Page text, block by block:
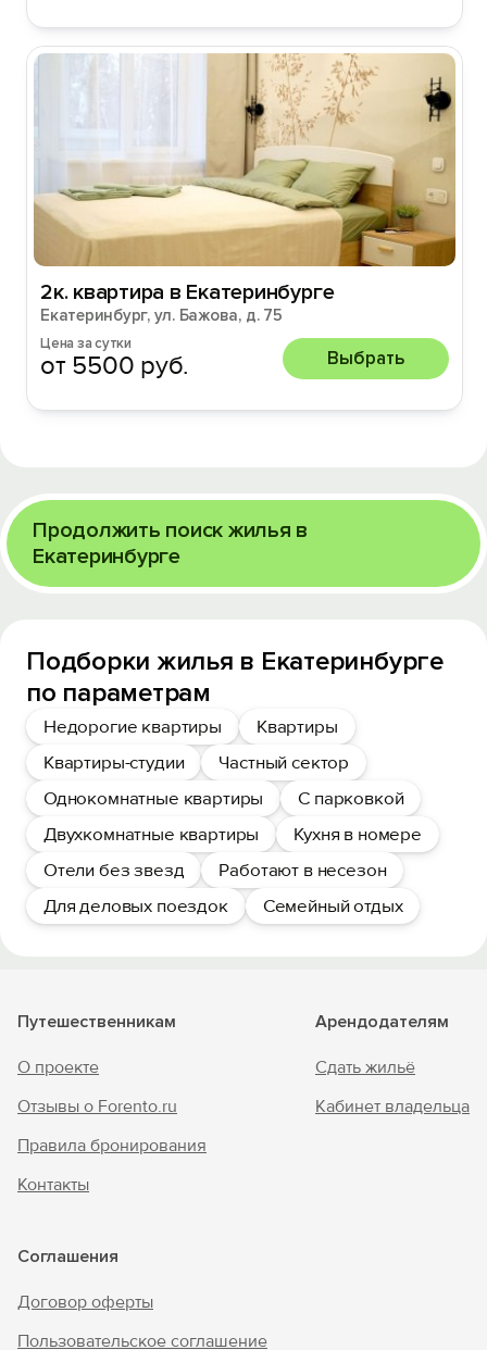
2к. квартира в Екатеринбурге
Екатеринбург, ул. Бажова, д. 75
Цена за сутки
от 5500 руб. Выбрать
Продолжить поиск жилья в
Екатеринбурге
Подборки жилья в Екатеринбурге
по параметрам
Недорогие квартиры
Квартиры
Квартиры-студии
Частный сектор
Однокомнатные квартиры
С парковкой
Двухкомнатные квартиры
Кухня в номере
Отели без звезд
Работают в несезон
Для деловых поездок
Семейный отдых
Путешественникам
О проекте
Отзывы о Forento.ru
Правила бронирования
Контакты
Арендодателям
Сдать жильё
Кабинет владельца
Соглашения
Договор оферты
Пользовательское соглашение